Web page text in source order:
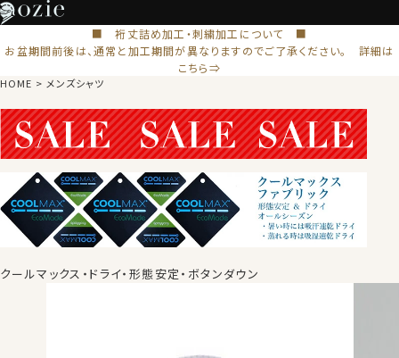
■ 裄丈詰め加工・刺繍加工について ■
お盆期間前後は、通常と加工期間が異なりますのでご了承ください。 詳細は
こちら⇒
HOME メンズシャツ
クールマックス・ドライ・形態安定・ボタンダウン